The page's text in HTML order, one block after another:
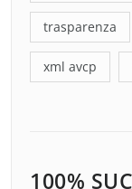
trasparenza
xml avcp
100%